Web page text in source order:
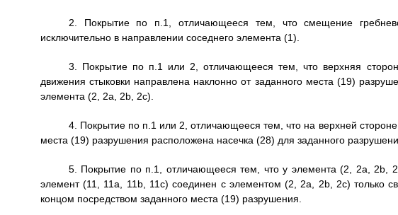
2. Покрытие по п.1, отличающееся тем, что смещение
исключительно в направлении соседнего элемента (1).
3. Покрытие по п.1 или 2, отличающееся тем, что верхняя
движения стыковки направлена наклонно от заданного места (19)
элемента (2, 2a, 2b, 2c).
4. Покрытие по п.1 или 2, отличающееся тем, что на верхней
места (19) разрушения расположена насечка (28) для заданного
5. Покрытие по п.1, отличающееся тем, что у элемента (2, 2a, 2b,
элемент (11, 11a, 11b, 11c) соединен с элементом (2, 2a, 2b, 2c) только
концом посредством заданного места (19) разрушения.